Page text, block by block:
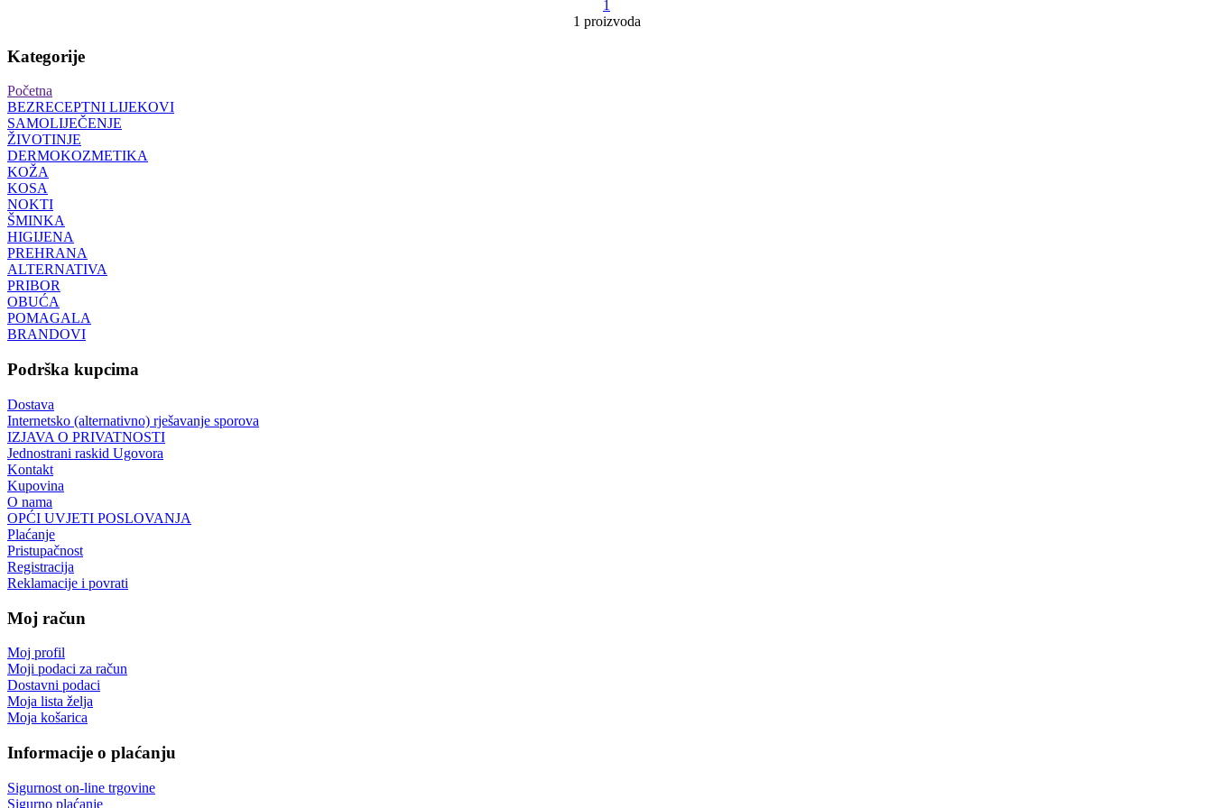
1
1 proizvoda
Kategorije
Početna
BEZRECEPTNI LIJEKOVI
SAMOLIJEČENJE
ŽIVOTINJE
DERMOKOZMETIKA
KOŽA
KOSA
NOKTI
ŠMINKA
HIGIJENA
PREHRANA
ALTERNATIVA
PRIBOR
OBUĆA
POMAGALA
BRANDOVI
Podrška kupcima
Dostava
Internetsko (alternativno) rješavanje sporova
IZJAVA O PRIVATNOSTI
Jednostrani raskid Ugovora
Kontakt
Kupovina
O nama
OPĆI UVJETI POSLOVANJA
Plaćanje
Pristupačnost
Registracija
Reklamacije i povrati
Moj račun
Moj profil
Moji podaci za račun
Dostavni podaci
Moja lista želja
Moja košarica
Informacije o plaćanju
Sigurnost on-line trgovine
Sigurno plaćanje